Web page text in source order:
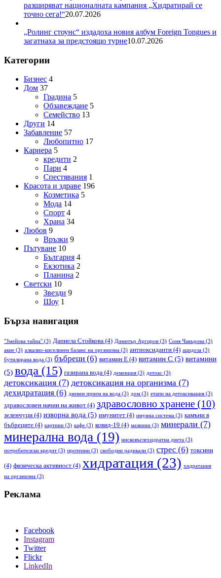
разширяват националната кампания „Хидратирай се
точно сега!“20.07.2026
„Ролинг стоунс“ издадоха новия албум Foreign Tongues и
загатнаха за предстоящо турне10.07.2026
Категории
Бизнес 4
Дом 37
Градина 5
Обзавеждане 5
Семейство 13
Други 14
Забавление 57
Любопитно 17
Кариера 5
кредити 2
Пари 4
Спестявания 1
Красота и здраве 196
Козметика 5
Мода 14
Спорт 4
Храна 34
Любов 9
Връзки 9
Пътуване 10
България 4
Екзотика 2
Планина 2
Светски 10
Звезди 9
Шоу 1
Бърза навигация
"Змейова тайна" (3) Даниела Стойкова (4) Димитър Аргиров (3) Соня Чакърова (3)
акне (3) алкално-киселинен баланс на организма (3) антиоксиданти (4) ацидоза (3)
бутилирана вода (3) бъбреци (6) витамин Е (4) витамин С (5) витамини
(5) вода (15) газирана вода (4) деменция (3) детокс (3)
детоксикация (7) детоксикация на организма (7)
дехидратация (6) дневен прием на вода (3) дом (3) етапи на детоксикация (3)
здравословен начин на живот (4) здравословно хранене (10)
зеленчуци (4) изворна вода (5) имунитет (4) имунна система (3) камъни в
бъбреците (4) картини (3) кафе (3) ковид-19 (4) мазнини (3) минерали (7)
минерална вода (19) нисковъглехидратна диета (3)
потребителски кредит (3) протеини (3) свободни радикали (3) стрес (6) токсини
(4) физическа активност (4) хидратация (23) хидратация
на организма (3)
Реклама
Facebook
Instagram
Twitter
Flickr
LinkedIn